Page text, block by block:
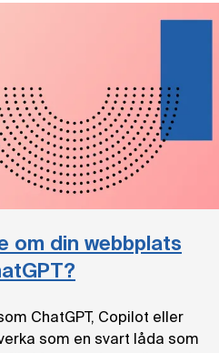
om din webbplats
ChatGPT, Copilot eller
som en svart låda som